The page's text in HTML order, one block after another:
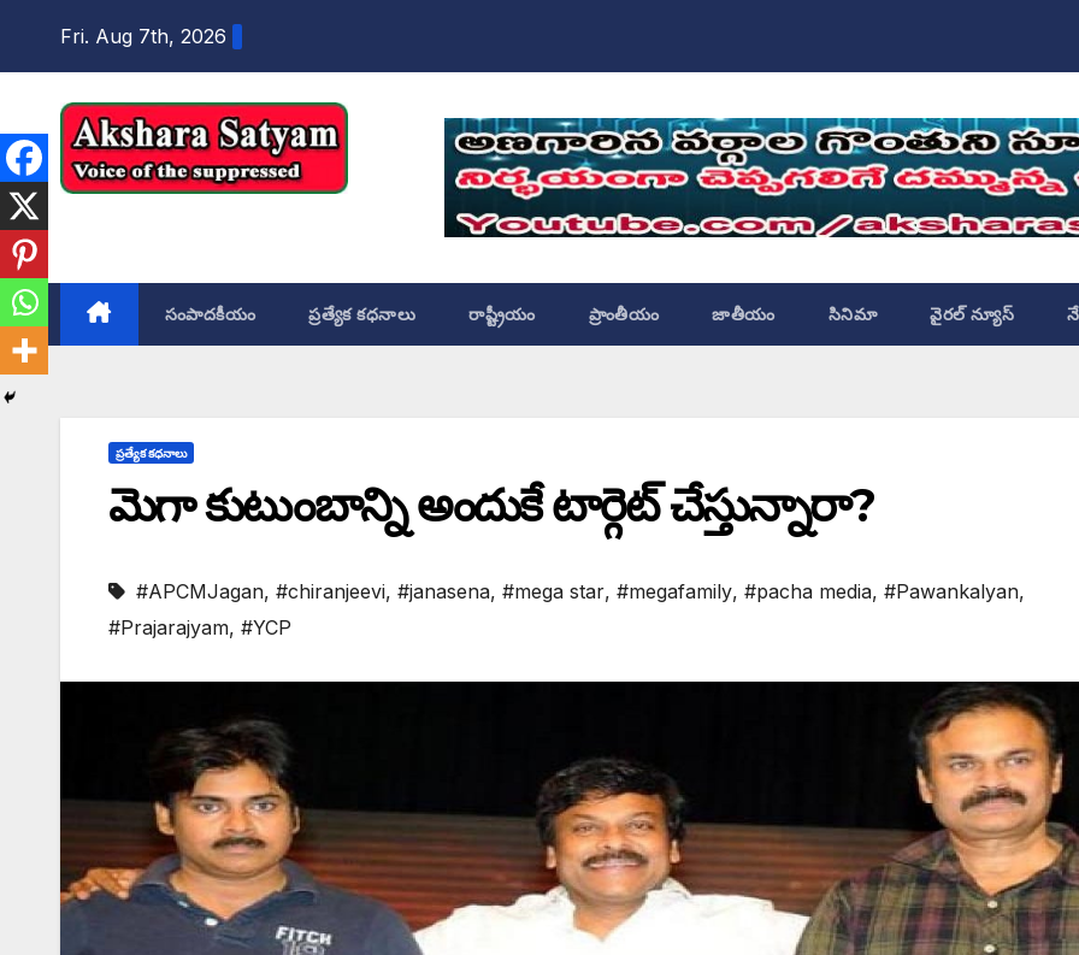
Fri. Aug 7th, 2026
సంపాదకీయం ప్రత్యేక కధనాలు రాష్ట్రీయం ప్రాంతీయం జాతీయం సినిమా వైరల్ న్యూస్
ప్రత్యేక కధనాలు
మెగా కుటుంబాన్ని అందుకే టార్గెట్ చేస్తున్నారా?
#APCMJagan, #chiranjeevi, #janasena, #mega star, #megafamily, #pacha media, #Pawankalyan,
#Prajarajyam, #YCP